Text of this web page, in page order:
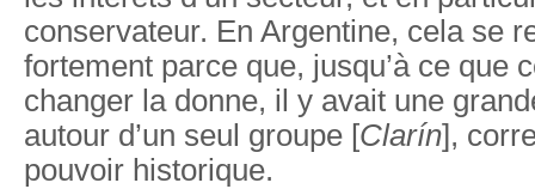
conservateur. En Argentine, cela se
fortement parce que, jusqu’à ce que
changer la donne, il y avait une
autour d’un seul groupe [Clarín],
pouvoir historique.